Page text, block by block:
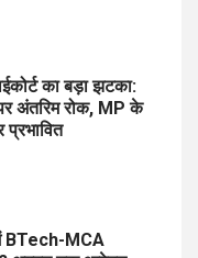
का बड़ा झटका:
अंतरिम रोक, MP के
BTech-MCA